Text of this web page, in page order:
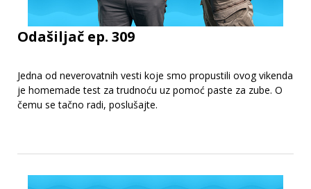
Odašiljač ep. 309
Jedna od neverovatnih vesti koje smo propustili ovog vikenda
je homemade test za trudnoću uz pomoć paste za zube. O
čemu se tačno radi, poslušajte.